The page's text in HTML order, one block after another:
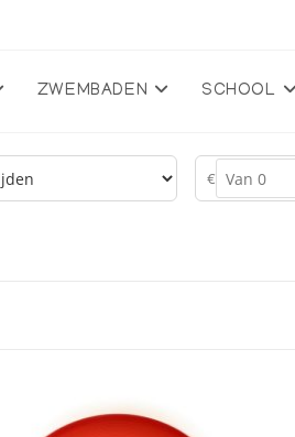
ZWEMBADEN SCHOOL
€